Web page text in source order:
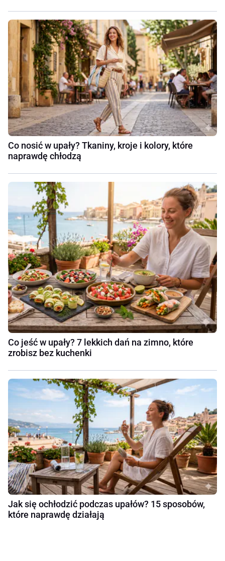
Co nosić w upały? Tkaniny, kroje i kolory, które
naprawdę chłodzą
Co jeść w upały? 7 lekkich dań na zimno, które
zrobisz bez kuchenki
Jak się ochłodzić podczas upałów? 15 sposobów,
które naprawdę działają